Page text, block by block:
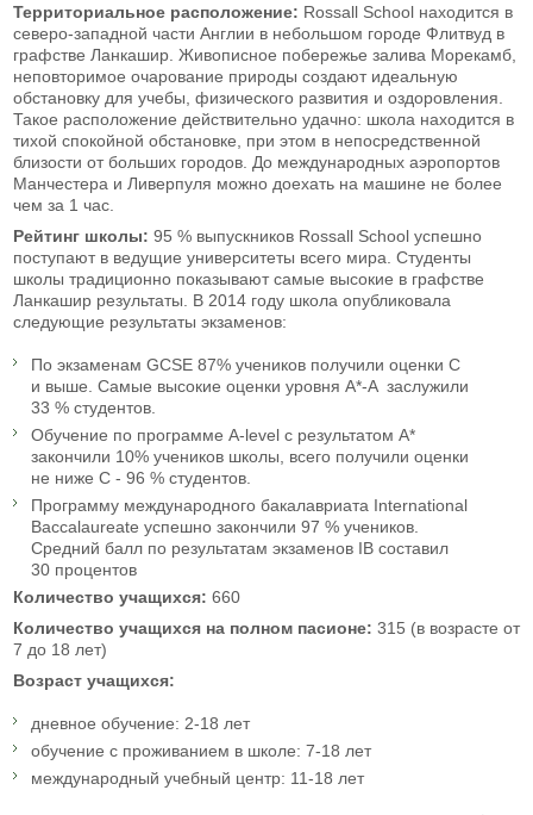
Территориальное расположение: Rossall School находится в
северо-западной части Англии в небольшом городе Флитвуд в
графстве Ланкашир. Живописное побережье залива Морекамб,
неповторимое очарование природы создают идеальную
обстановку для учебы, физического развития и оздоровления.
Такое расположение действительно удачно: школа находится в
тихой спокойной обстановке, при этом в непосредственной
близости от больших городов. До международных аэропортов
Манчестера и Ливерпуля можно доехать на машине не более
чем за 1 час.
Рейтинг школы: 95 % выпускников Rossall School успешно
поступают в ведущие университеты всего мира. Студенты
школы традиционно показывают самые высокие в графстве
Ланкашир результаты. В 2014 году школа опубликовала
следующие результаты экзаменов:
По экзаменам GCSE 87% учеников получили оценки С
и выше. Самые высокие оценки уровня A*-A заслужили
33 % студентов.
Обучение по программе A-level с результатом А*
закончили 10% учеников школы, всего получили оценки
не ниже С - 96 % студентов.
Программу международного бакалавриата International
Baccalaureate успешно закончили 97 % учеников.
Средний балл по результатам экзаменов IB составил
30 процентов
Количество учащихся: 660
Количество учащихся на полном пасионе: 315 (в возрасте от
7 до 18 лет)
Возраст учащихся:
дневное обучение: 2-18 лет
обучение с проживанием в школе: 7-18 лет
международный учебный центр: 11-18 лет